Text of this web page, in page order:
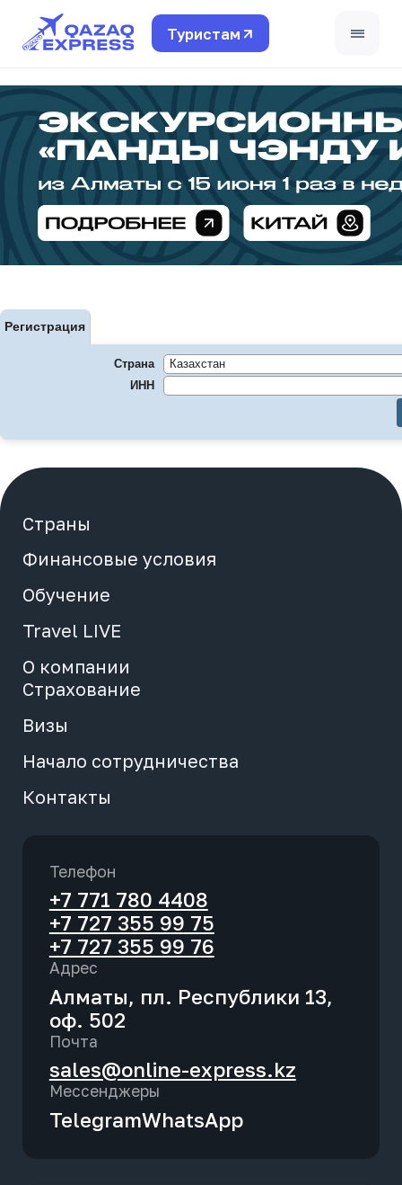
Туристам
Поддержка турагентов
+7 771 780 4408
Для частных лиц
+7 (495) 662-99-40
Страны
Обучение
Travel LIVE
Начало сотрудничества
Контакты
Вход
Просмотр заявок
Редактирование партнера
Печать договора
Регистрация
Страна
ИНН
Страны
Финансовые условия
Обучение
Travel LIVE
О компании
Страхование
Визы
Начало сотрудничества
Контакты
Телефон
+7 771 780 4408
+7 727 355 99 75
+7 727 355 99 76
Адрес
Алматы, пл. Республики 13,
оф. 502
Почта
sales@online-express.kz
Мессенджеры
TelegramWhatsApp